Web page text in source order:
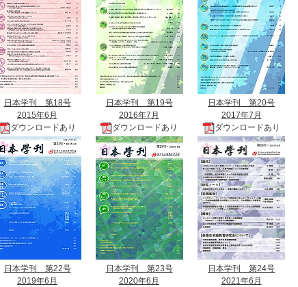
日本学刊 第18号
2015年6月
ダウンロードあり
日本学刊 第19号
2016年7月
ダウンロードあり
日本学刊 第20号
2017年7月
ダウンロードあり
日本学刊 第22号
2019年6月
日本学刊 第23号
2020年6月
日本学刊 第24号
2021年6月